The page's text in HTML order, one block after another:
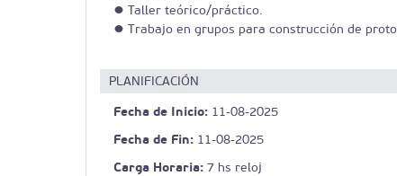
● Taller teórico/práctico.
● Trabajo en grupos para construcción de
PLANIFICACIÓN
Fecha de Inicio:11-08-2025
Fecha de Fin:11-08-2025
Carga Horaria:7 hs reloj